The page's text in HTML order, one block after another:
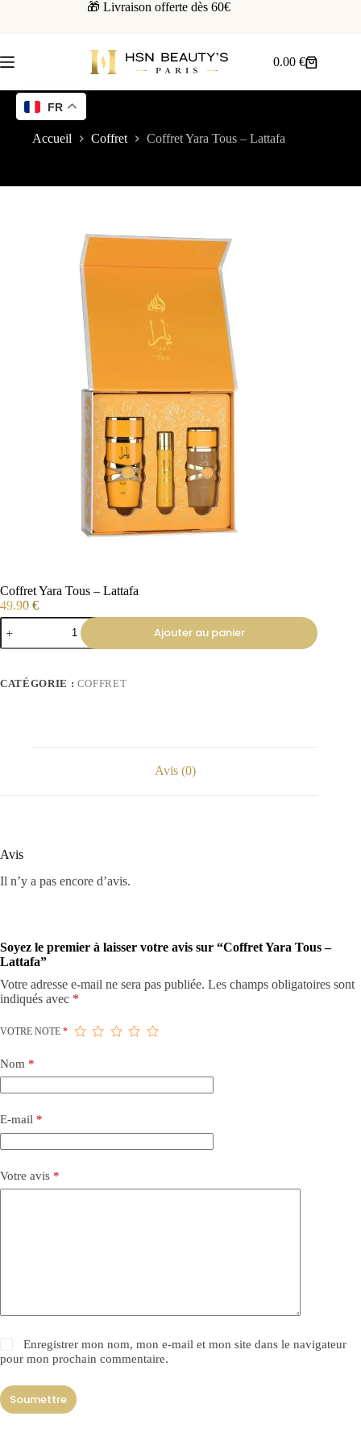
🎁 Livraison offerte dès 60€
0.00€
Accueil Coffret Coffret Yara Tous – Lattafa
Coffret Yara Tous – Lattafa
49.90 €
Ajouter au panier
CATÉGORIE : COFFRET
Avis (0)
Avis
Il n’y a pas encore d’avis.
Soyez le premier à laisser votre avis sur “Coffret Yara Tous –
Lattafa”
Votre adresse e-mail ne sera pas publiée. Les champs obligatoires sont
indiqués avec *
VOTRE NOTE *
Nom *
E-mail *
Votre avis *
Enregistrer mon nom, mon e-mail et mon site dans le navigateur
pour mon prochain commentaire.
Soumettre
FR